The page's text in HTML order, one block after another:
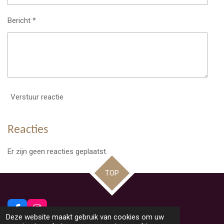
Deze website maakt gebruik van cookies om uw
Bericht *
Verstuur reactie
Reacties
Er zijn geen reacties geplaatst.
TOP
a
n